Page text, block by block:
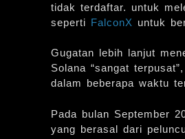
tidak terdaftar. untuk
seperti FalconX untuk
Gugatan lebih lanjut
Solana “sangat
dalam beberapa waktu
Pada bulan September
yang berasal dari